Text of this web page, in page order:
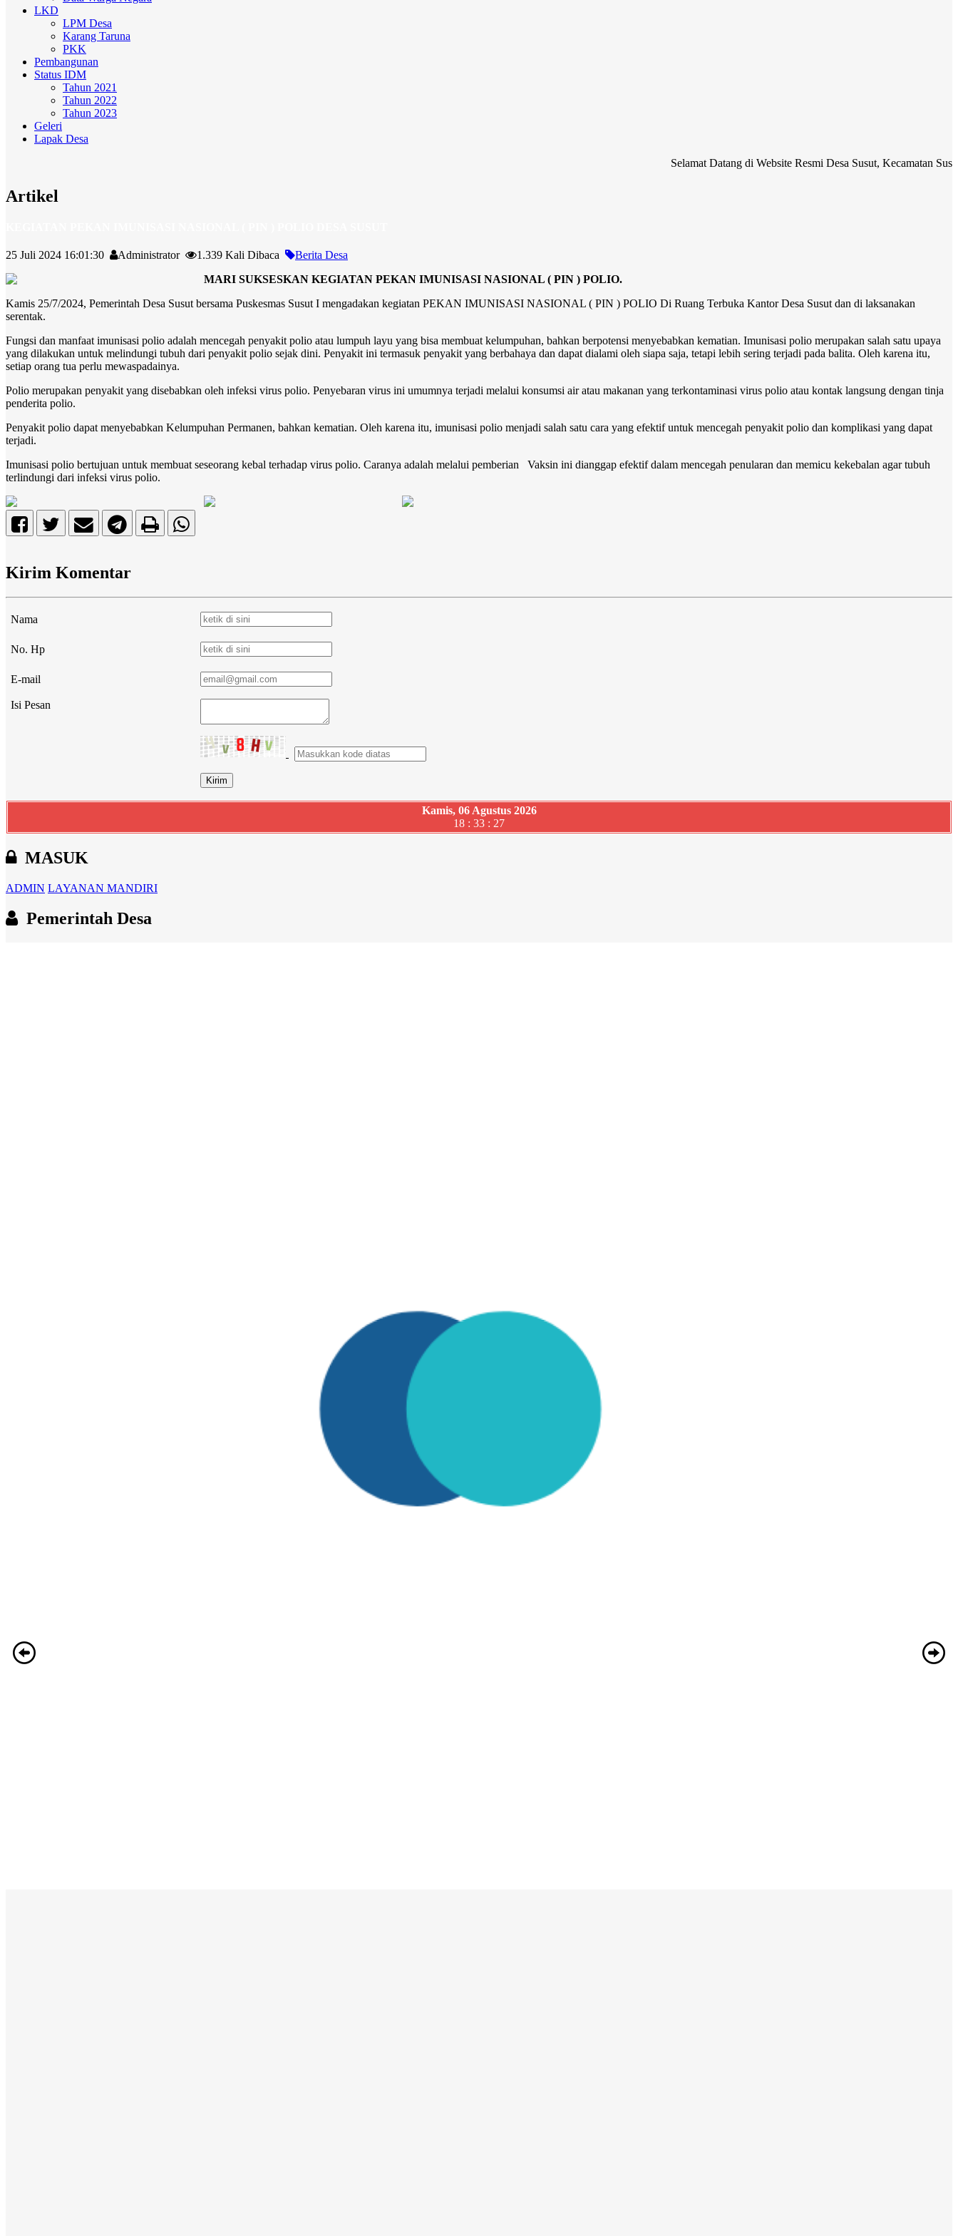
LKD
LPM Desa
Karang Taruna
PKK
Pembangunan
Status IDM
Tahun 2021
Tahun 2022
Tahun 2023
Geleri
Lapak Desa
Selamat Datang di Website Resmi Desa Susut, Kecamatan Susut,
Artikel
25 Juli 2024 16:01:30 Administrator 1.339 Kali Dibaca
Berita Desa
MARI SUKSESKAN KEGIATAN PEKAN IMUNISASI NASIONAL ( PIN ) POLIO.
Kamis 25/7/2024, Pemerintah Desa Susut bersama Puskesmas Susut I mengadakan kegiatan PEKAN IMUNISASI NASIONAL ( PIN ) POLIO Di Ruang Terbuka Kantor Desa Susut dan di laksanakan
serentak.
Fungsi dan manfaat imunisasi polio adalah mencegah penyakit polio atau lumpuh layu yang bisa membuat kelumpuhan, bahkan berpotensi menyebabkan kematian. Imunisasi polio merupakan salah satu upaya
yang dilakukan untuk melindungi tubuh dari penyakit polio sejak dini. Penyakit ini termasuk penyakit yang berbahaya dan dapat dialami oleh siapa saja, tetapi lebih sering terjadi pada balita. Oleh karena itu,
setiap orang tua perlu mewaspadainya.
Polio merupakan penyakit yang disebabkan oleh infeksi virus polio. Penyebaran virus ini umumnya terjadi melalui konsumsi air atau makanan yang terkontaminasi virus polio atau kontak langsung dengan tinja
penderita polio.
Penyakit polio dapat menyebabkan Kelumpuhan Permanen, bahkan kematian. Oleh karena itu, imunisasi polio menjadi salah satu cara yang efektif untuk mencegah penyakit polio dan komplikasi yang dapat
terjadi.
Imunisasi polio bertujuan untuk membuat seseorang kebal terhadap virus polio. Caranya adalah melalui pemberian Vaksin ini dianggap efektif dalam mencegah penularan dan memicu kekebalan agar tubuh
terlindungi dari infeksi virus polio.
Kirim Komentar
Nama
No. Hp
E-mail
Isi Pesan
Kamis, 06 Agustus 2026
18 : 33 : 28
MASUK
ADMIN LAYANAN MANDIRI
Pemerintah Desa